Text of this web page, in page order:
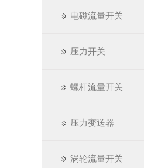
电磁流量开关
压力开关
螺杆流量开关
压力变送器
涡轮流量开关